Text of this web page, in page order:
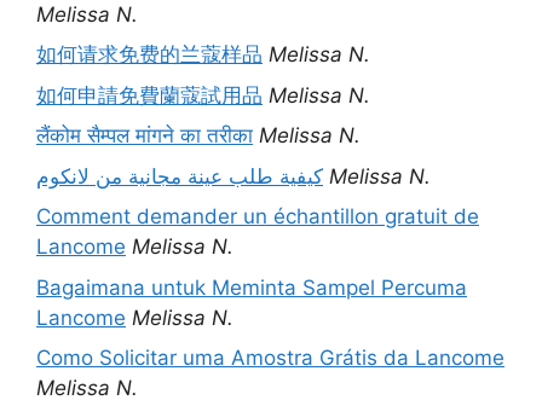
Melissa N.
如何请求免费的兰蔻样品 Melissa N.
如何申請免費蘭蔻試用品 Melissa N.
लैंकोम सैम्पल मांगने का तरीका Melissa N.
كيفية طلب عينة مجانية من لانكوم Melissa N.
Comment demander un échantillon gratuit de
Lancome Melissa N.
Bagaimana untuk Meminta Sampel Percuma
Lancome Melissa N.
Como Solicitar uma Amostra Grátis da Lancome
Melissa N.